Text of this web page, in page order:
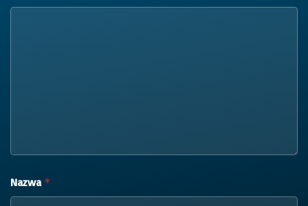
Nazwa *